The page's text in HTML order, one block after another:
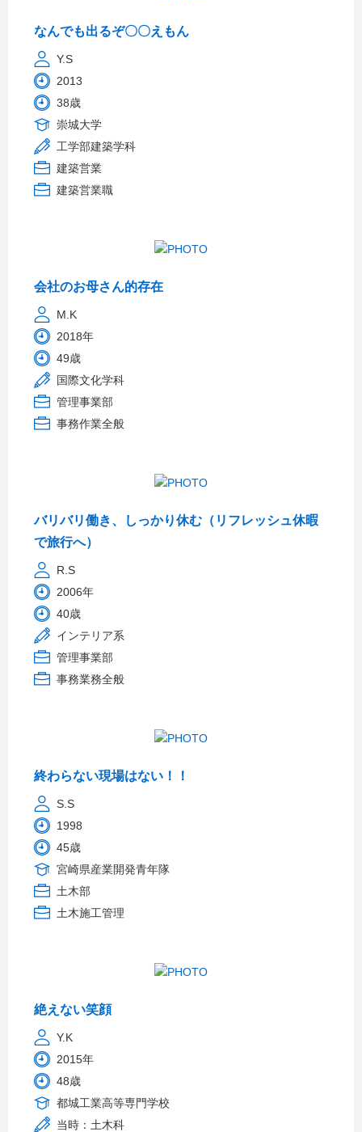
なんでも出るぞ〇〇えもん
Y.S
2013
38歳
崇城大学
工学部建築学科
建築営業
建築営業職
会社のお母さん的存在
M.K
2018年
49歳
国際文化学科
管理事業部
事務作業全般
バリバリ働き、しっかり休む（リフレッシュ休暇
で旅行へ）
R.S
2006年
40歳
インテリア系
管理事業部
事務業務全般
終わらない現場はない！！
S.S
1998
45歳
宮崎県産業開発青年隊
土木部
土木施工管理
絶えない笑顔
Y.K
2015年
48歳
都城工業高等専門学校
当時：土木科